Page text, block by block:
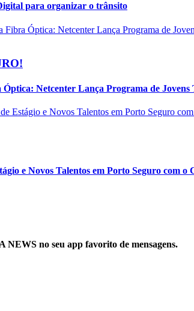
para organizar o trânsito
Netcenter Lança Programa de Jovens
e Novos Talentos em Porto Seguro com o
NEWS no seu app favorito de mensagens.